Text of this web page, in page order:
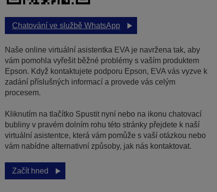
Chatování ve službě WhatsApp
Naše online virtuální asistentka EVA je navržena tak, aby
vám pomohla vyřešit běžné problémy s vaším produktem
Epson. Když kontaktujete podporu Epson, EVA vás vyzve k
zadání příslušných informací a provede vás celým
procesem.
Kliknutím na tlačítko Spustit nyní nebo na ikonu chatovací
bubliny v pravém dolním rohu této stránky přejdete k naší
virtuální asistentce, která vám pomůže s vaší otázkou nebo
vám nabídne alternativní způsoby, jak nás kontaktovat.
Začít hned